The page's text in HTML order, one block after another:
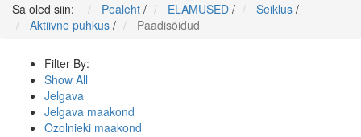
Sa oled siin:
Pealeht / ELAMUSED / Seiklus /
Aktiivne puhkus / Paadisõidud
Filter By:
Show All
Jelgava
Jelgava maakond
Ozolnieki maakond